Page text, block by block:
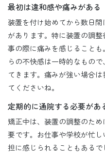
最初は違和感や痛みがある
装置を付け始めてから数日
があります。特に装置の調
事の際に痛みを感じること
らの不快感は一時的なもの
てきます。痛みが強い場合
てくださいね。
定期的に通院する必要があ
矯正中は、装置の調整のた
要です。お仕事や学校が忙
担に感じられることもある